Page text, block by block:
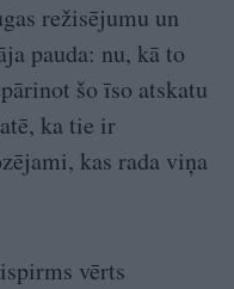
režisējumu un
pauda: nu, kā to
šo īso atskatu
ka tie ir
kas rada viņa
vērts